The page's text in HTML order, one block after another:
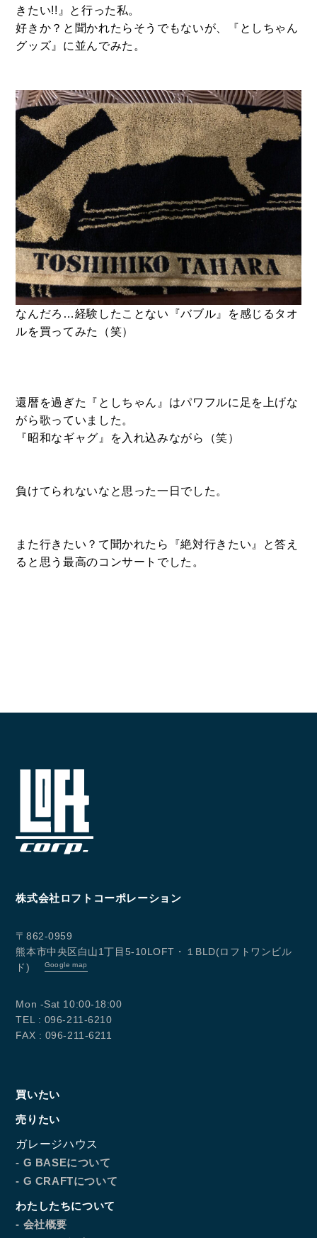
BUY 売買物件
SELL 物件の売却
DEVELOP
096-211-6210
Follow us
きたい!!』と行った私。
好きか？と聞かれたらそうでもないが、『としちゃん
グッズ』に並んでみた。
なんだろ…経験したことない『バブル』を感じるタオ
ルを買ってみた（笑）
還暦を過ぎた『としちゃん』はパワフルに足を上げな
がら歌っていました。
『昭和なギャグ』を入れ込みながら（笑）
負けてられないなと思った一日でした。
また行きたい？て聞かれたら『絶対行きたい』と答え
ると思う最高のコンサートでした。
株式会社ロフトコーポレーション
〒862-0959
熊本市中央区白山1丁目5-10LOFT・１BLD(ロフトワンビル
ド)
Google map
Mon -Sat 10:00-18:00
TEL : 096-211-6210
FAX : 096-211-6211
買いたい
売りたい
ガレージハウス
- G BASEについて
- G CRAFTについて
わたしたちについて
- 会社概要